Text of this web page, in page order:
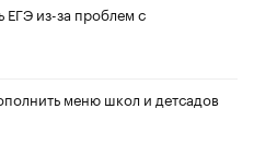
ЕГЭ из-за проблем с
меню школ и детсадов